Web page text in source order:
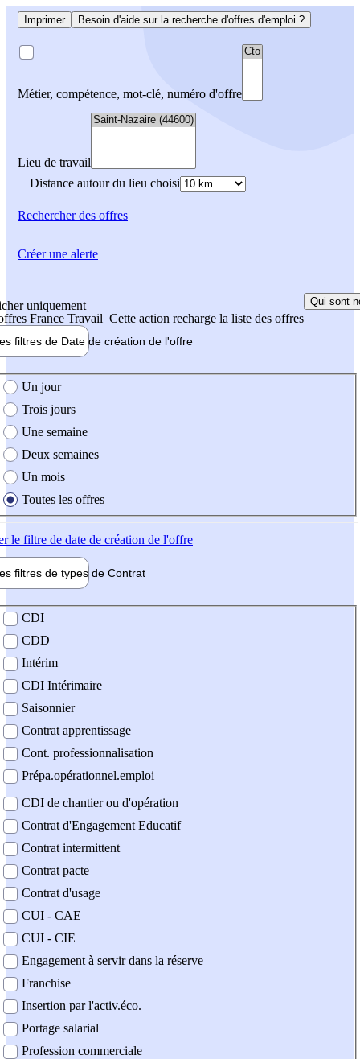
Imprimer Besoin d'aide sur la recherche d'offres d'emploi ?
Métier, compétence, mot-clé, numéro d'offre
Lieu de travail
Distance autour du lieu choisi
Rechercherdes offres
uniquement
France Travail Cette action recharge la liste des offres
Qui sont
filtres de Date de création de l'offre
création de l'offre
Un jour
Trois jours
Une semaine
Deux semaines
Un mois
Toutes les offres
le filtre de date de création de l'offre
filtres de types de Contrat
contrat
CDI
CDD
Intérim
CDI Intérimaire
Saisonnier
Contrat apprentissage
Cont. professionnalisation
Prépa.opérationnel.emploi
CDI de chantier ou d'opération
Contrat d'Engagement Educatif
Contrat intermittent
Contrat pacte
Contrat d'usage
CUI - CAE
CUI - CIE
Engagement à servir dans la réserve
Franchise
Insertion par l'activ.éco.
Portage salarial
Profession commerciale
Créer une alerte